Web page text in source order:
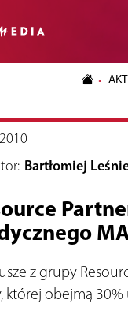
Bartłomiej
z grupy
której obejmą 30%